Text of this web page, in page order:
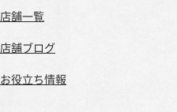
店舗一覧
店舗ブログ
お役立ち情報